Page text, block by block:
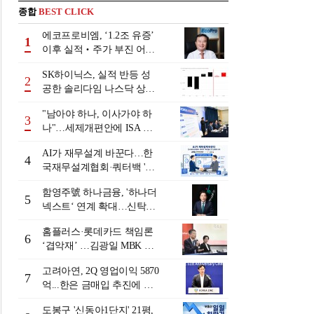
종합BEST CLICK
1
에코프로비엠, ‘1.2조 유증’
이후 실적‧주가 부진 어쩌
2
SK하이닉스, 실적 반등 성
공한 솔리다임 나스닥 상장
3
"남아야 하나, 이사가야 하
나"…세제개편안에 ISA 투
4
AI가 재무설계 바꾼다…한
국재무설계협회·쿼터백 '베
5
함영주號 하나금융, '하나더
넥스트‘ 연계 확대…신탁수
니어 비즈니스 돋보기]
6
홈플러스·롯데카드 책임론
‘겹악재’ …김광일 MBK 부
7
고려아연, 2Q 영업이익 5870
억...한은 금매입 추진에 주
도봉구 '신동아1단지' 21평,